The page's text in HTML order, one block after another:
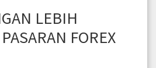
LEBIH
FOREX